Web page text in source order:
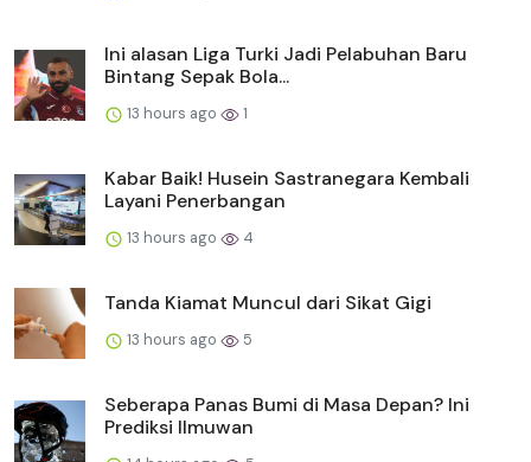
Ini alasan Liga Turki Jadi Pelabuhan Baru
Bintang Sepak Bola...
13 hours ago 1
Kabar Baik! Husein Sastranegara Kembali
Layani Penerbangan
13 hours ago 4
Tanda Kiamat Muncul dari Sikat Gigi
13 hours ago 5
Seberapa Panas Bumi di Masa Depan? Ini
Prediksi Ilmuwan